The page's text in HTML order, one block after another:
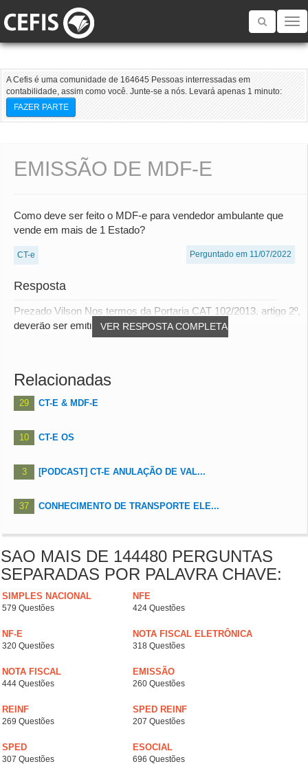
Toggle
A Cefis é uma comunidade de 164645 Pessoas interressadas em
contabilidade, assim como você. Junte-se a nós. Levará apenas 1 minuto:
FAZER PARTE
EMISSÃO DE MDF-E
Como deve ser feito o MDF-e para vendedor ambulante que
vende em mais de 1 Estado?
CT-e Perguntado em 11/07/2022
Resposta
VER RESPOSTA COMPLETA
Prezado Vilson Nos termos da Portaria CAT 102/2013, artigo 2º,
deverão ser emitidos tantos MDF-e d...
Relacionadas
29 CT-E & MDF-E
10 CT-E OS
3 [PODCAST] CT-E ANULAÇÃO DE VAL...
37 CONHECIMENTO DE TRANSPORTE ELE...
SAO MAIS DE 144480 PERGUNTAS
SEPARADAS POR PALAVRA CHAVE:
SIMPLES NACIONAL
579 Questões
NFE
424 Questões
NF-E
320 Questões
NOTA FISCAL ELETRÔNICA
318 Questões
NOTA FISCAL
444 Questões
EMISSÃO
260 Questões
REINF
269 Questões
SPED REINF
207 Questões
SPED
307 Questões
ESOCIAL
696 Questões